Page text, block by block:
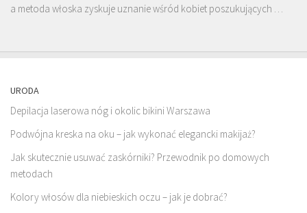
a metoda włoska zyskuje uznanie wśród kobiet poszukujących …
URODA
Depilacja laserowa nóg i okolic bikini Warszawa
Podwójna kreska na oku – jak wykonać elegancki makijaż?
Jak skutecznie usuwać zaskórniki? Przewodnik po domowych
metodach
Kolory włosów dla niebieskich oczu – jak je dobrać?